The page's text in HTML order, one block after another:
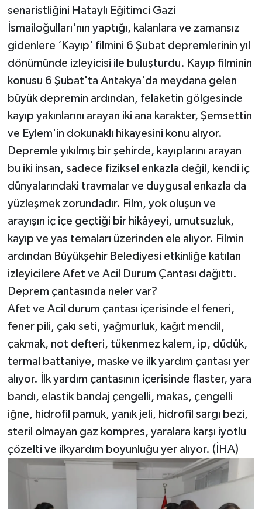
senaristliğini Hataylı Eğitimci Gazi
İsmailoğulları'nın yaptığı, kalanlara ve zamansız
gidenlere ‘Kayıp' filmini 6 Şubat depremlerinin yıl
dönümünde izleyicisi ile buluşturdu. Kayıp filminin
konusu 6 Şubat'ta Antakya'da meydana gelen
büyük depremin ardından, felaketin gölgesinde
kayıp yakınlarını arayan iki ana karakter, Şemsettin
ve Eylem'in dokunaklı hikayesini konu alıyor.
Depremle yıkılmış bir şehirde, kayıplarını arayan
bu iki insan, sadece fiziksel enkazla değil, kendi iç
dünyalarındaki travmalar ve duygusal enkazla da
yüzleşmek zorundadır. Film, yok oluşun ve
arayışın iç içe geçtiği bir hikâyeyi, umutsuzluk,
kayıp ve yas temaları üzerinden ele alıyor. Filmin
ardından Büyükşehir Belediyesi etkinliğe katılan
izleyicilere Afet ve Acil Durum Çantası dağıttı.
Deprem çantasında neler var?
Afet ve Acil durum çantası içerisinde el feneri,
fener pili, çakı seti, yağmurluk, kağıt mendil,
çakmak, not defteri, tükenmez kalem, ip, düdük,
termal battaniye, maske ve ilk yardım çantası yer
alıyor. İlk yardım çantasının içerisinde flaster, yara
bandı, elastik bandaj çengelli, makas, çengelli
iğne, hidrofil pamuk, yanık jeli, hidrofil sargı bezi,
steril olmayan gaz kompres, yaralara karşı iyotlu
çözelti ve ilkyardım boyunluğu yer alıyor. (İHA)